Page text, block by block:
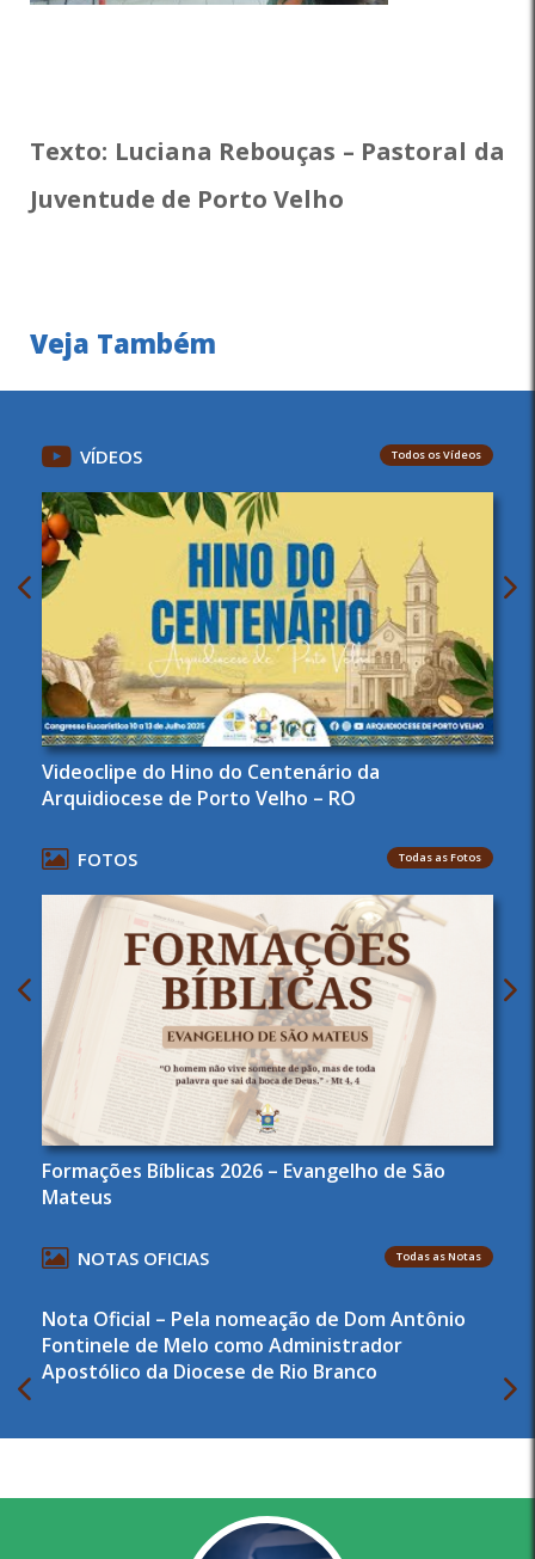
Texto: Luciana Rebouças – Pastoral da
Juventude de Porto Velho
Veja Também
VÍDEOS Todos os Vídeos
Videoclipe do Hino do Centenário da
Arquidiocese de Porto Velho – RO
FOTOS Todas as Fotos
Formações Bíblicas 2026 – Evangelho de São
Mateus
NOTAS OFICIAS Todas as Notas
Nota Oficial – Pela nomeação de Dom Antônio
Fontinele de Melo como Administrador
Apostólico da Diocese de Rio Branco